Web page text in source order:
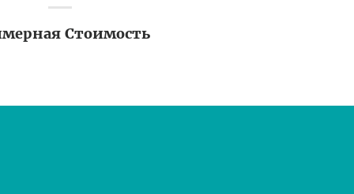
Стоимость